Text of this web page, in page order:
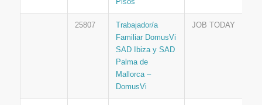
25807
Trabajador/a
Familiar DomusVi
SAD Ibiza y SAD
Palma de
Mallorca –
DomusVi
JOB TODAY